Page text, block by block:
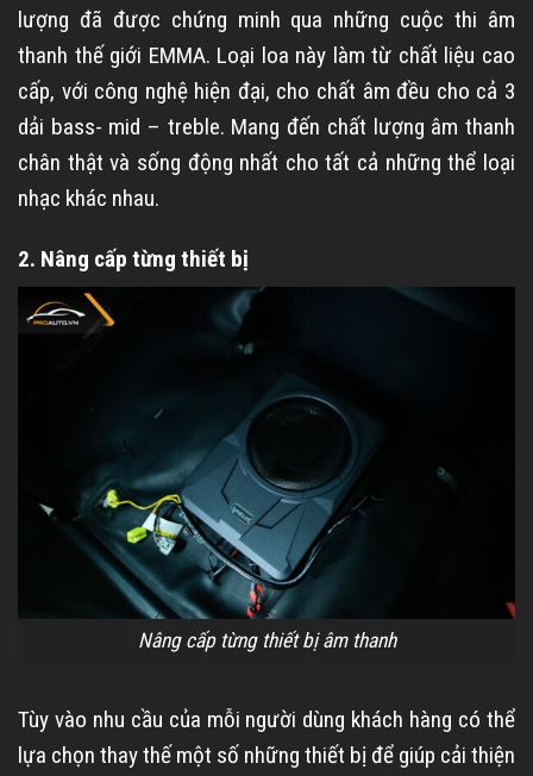
lượng đã được chứng minh qua những cuộc thi âm
thanh thế giới EMMA. Loại loa này làm từ chất liệu cao
cấp, với công nghệ hiện đại, cho chất âm đều cho cả 3
dải bass- mid – treble. Mang đến chất lượng âm thanh
chân thật và sống động nhất cho tất cả những thể loại
nhạc khác nhau.
2. Nâng cấp từng thiết bị
Nâng cấp từng thiết bị âm thanh
Tùy vào nhu cầu của mỗi người dùng khách hàng có thể
lựa chọn thay thế một số những thiết bị để giúp cải thiện